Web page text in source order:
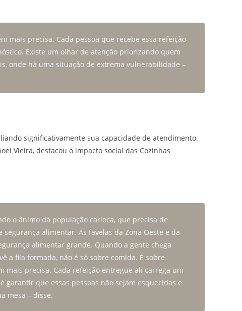
mais precisa. Cada pessoa que recebe essa refeição
Existe um olhar de atenção priorizando quem
onde há uma situação de extrema vulnerabilidade –
significativamente sua capacidade de atendimento.
Vieira, destacou o impacto social das Cozinhas
o ânimo da população carioca, que precisa de
alimentar. As favelas da Zona Oeste e da
alimentar grande. Quando a gente chega
a fila formada, não é só sobre comida. É sobre
mais precisa. Cada refeição entregue ali carrega um
garantir que essas pessoas não sejam esquecidas e
mesa – disse.